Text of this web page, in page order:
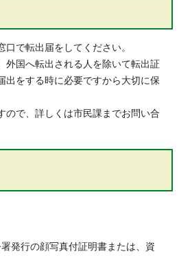
で転出届をしてください。
外国へ転出される人を除いて転出証
出をする時に必要ですから大切に保
ので、詳しくは市民課までお問い合
発行の顔写真付証明書または、資